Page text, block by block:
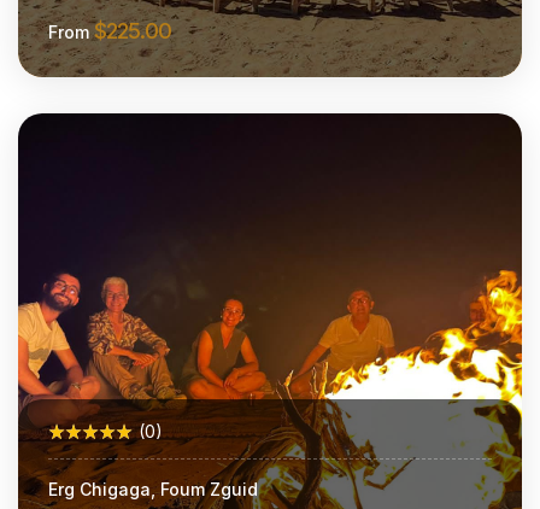
From $225.00
(0)
Erg Chigaga, Foum Zguid